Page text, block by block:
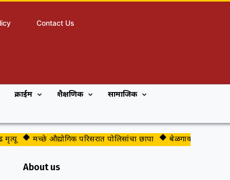
Contact Us
क्राईम शैक्षणिक सामाजिक
मच्छे औद्योगिक परिसरात पोलिसांचा छापा बेळगाव महापालिकेच्या
About us